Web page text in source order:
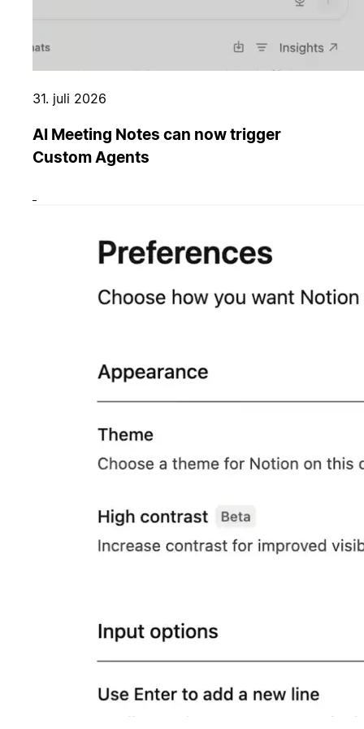
31. juli 2026
AI Meeting Notes can now trigger
Custom Agents